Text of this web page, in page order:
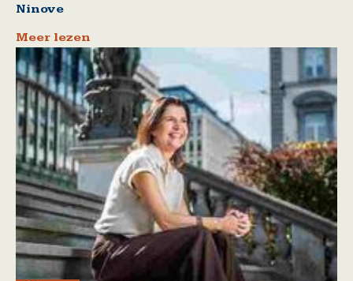
Ninove
Meer lezen